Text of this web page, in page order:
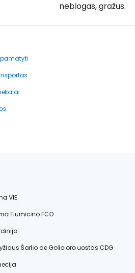
neblogas, gražus.
VIE
Fiumicino FCO
Šarlio de Golio oro uostas CDG